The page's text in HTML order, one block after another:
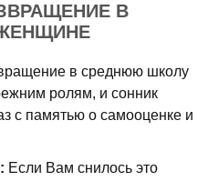
В
в среднюю школу
ролям, и сонник
с памятью о самооценке и
Если Вам снилось это